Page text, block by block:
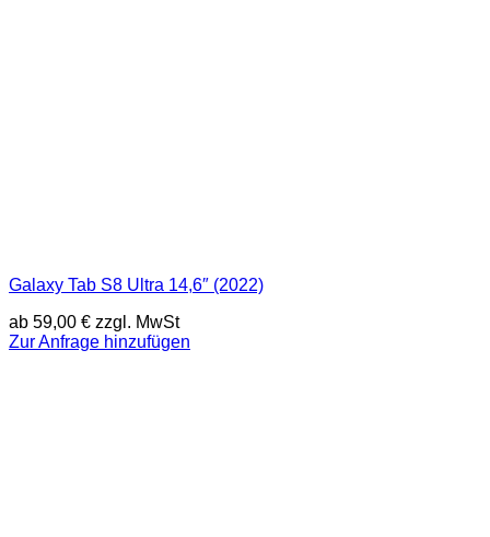
Galaxy Tab S8 Ultra 14,6″ (2022)
ab 59,00 € zzgl. MwSt
Zur Anfrage hinzufügen